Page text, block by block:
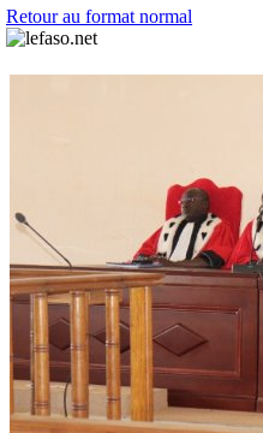
Retour au format normal